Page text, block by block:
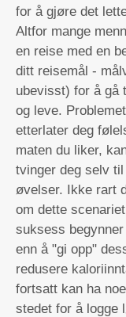
for å gjøre det
Altfor mange
en reise med en
ditt reisemål -
ubevisst) for å gå
og leve.
etterlater deg
maten du liker,
tvinger deg selv
øvelser. Ikke rart
om dette
suksess
enn å "gi opp"
redusere
fortsatt kan ha
stedet for å logge